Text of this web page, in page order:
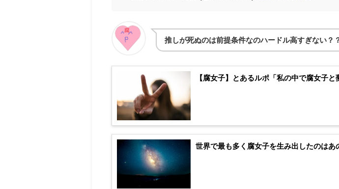
推しが死ぬのは前提条件なのハードル高すぎない？
【腐女子】とあるルポ「私の中で腐女子
世界で最も多く腐女子を生み出したのはあ